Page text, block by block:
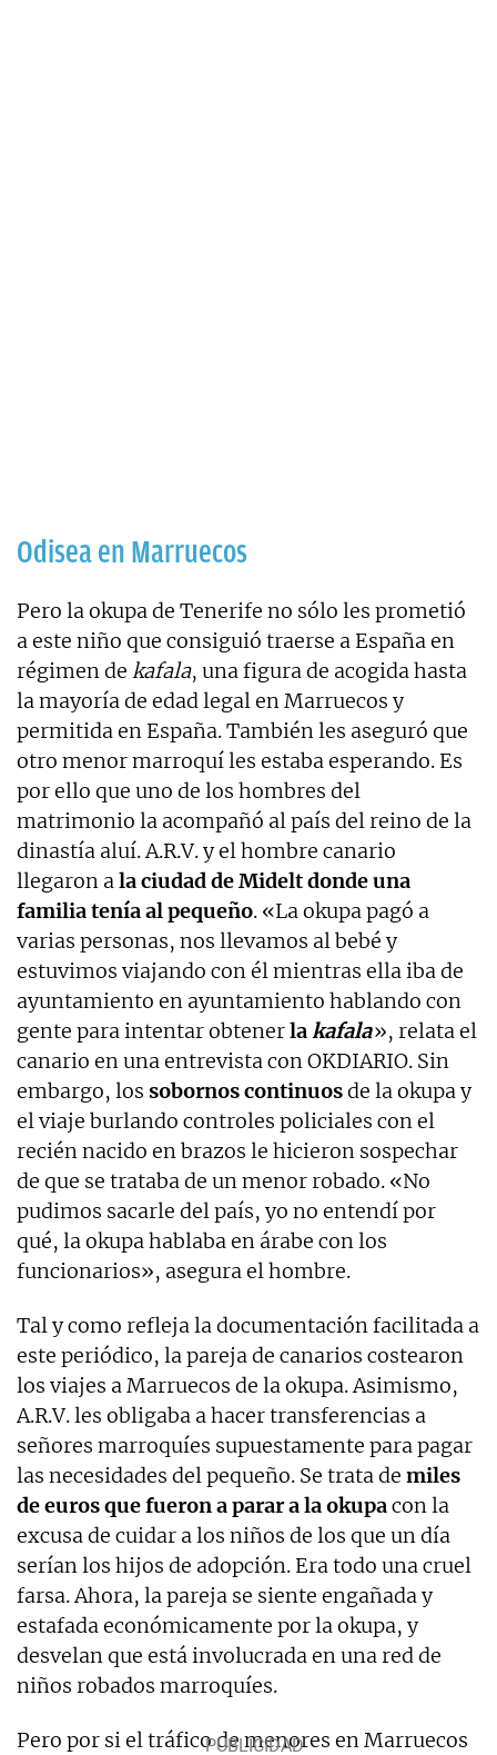
Odisea en Marruecos
Pero la okupa de Tenerife no sólo les prometió
a este niño que consiguió traerse a España en
régimen de kafala, una figura de acogida hasta
la mayoría de edad legal en Marruecos y
permitida en España. También les aseguró que
otro menor marroquí les estaba esperando. Es
por ello que uno de los hombres del
matrimonio la acompañó al país del reino de la
dinastía aluí. A.R.V. y el hombre canario
llegaron ala ciudad de Midelt donde una
familia tenía al pequeño. «La okupa pagó a
varias personas, nos llevamos al bebé y
estuvimos viajando con él mientras ella iba de
ayuntamiento en ayuntamiento hablando con
gente para intentar obtenerlakafala», relata el
canario en una entrevista con OKDIARIO. Sin
embargo, los sobornos continuosde la okupa y
el viaje burlando controles policiales con el
recién nacido en brazos le hicieron sospechar
de que se trataba de un menor robado. «No
pudimos sacarle del país, yo no entendí por
qué, la okupa hablaba en árabe con los
funcionarios», asegura el hombre.
Tal y como refleja la documentación facilitada a
este periódico, la pareja de canarios costearon
los viajes a Marruecos de la okupa. Asimismo,
A.R.V. les obligaba a hacer transferencias a
señores marroquíes supuestamente para pagar
las necesidades del pequeño. Se trata de miles
de euros que fueron a parar a la okupacon la
excusa de cuidar a los niños de los que un día
serían los hijos de adopción. Era todo una cruel
farsa. Ahora, la pareja se siente engañada y
estafada económicamente por la okupa, y
desvelan que está involucrada en una red de
niños robados marroquíes.
Pero por si el tráfico de menores en Marruecos